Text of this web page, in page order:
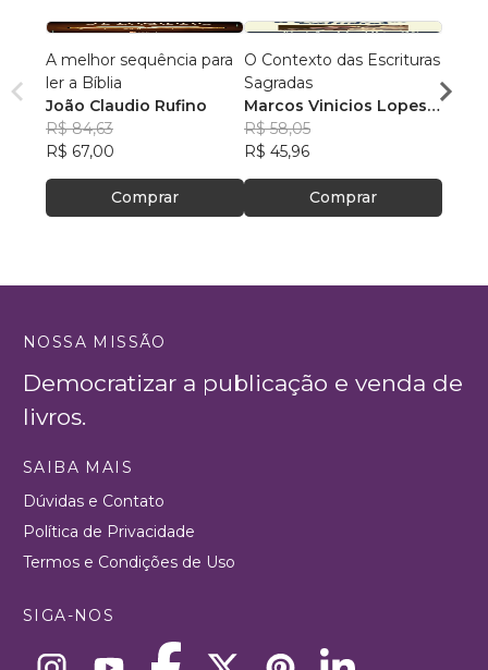
A melhor sequência para
ler a Bíblia
João Claudio Rufino
R$ 84,63
R$ 67,00
Comprar
O Contexto das Escrituras
Sagradas
Marcos Vinicios Lopes
Ohishi
R$ 58,05
R$ 45,96
Comprar
NOSSA MISSÃO
Democratizar a publicação e venda de
livros.
SAIBA MAIS
Dúvidas e Contato
Política de Privacidade
Termos e Condições de Uso
SIGA-NOS